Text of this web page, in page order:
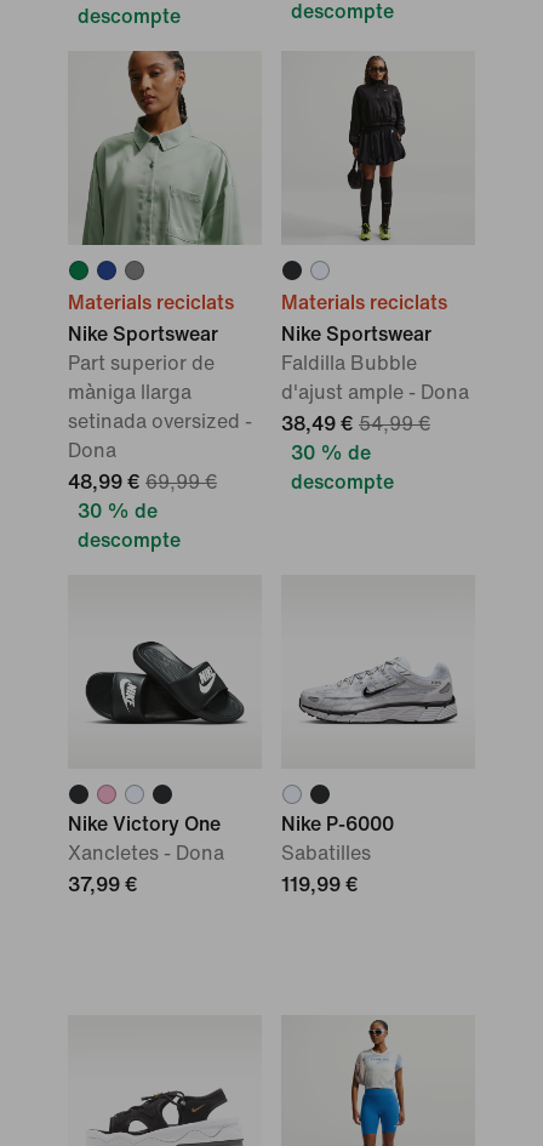
descompte
descompte
Materials reciclats
Nike Sportswear
Part superior de
màniga llarga
setinada oversized -
Dona
48,99 € 69,99 €
30 % de
descompte
Materials reciclats
Nike Sportswear
Faldilla Bubble
d'ajust ample - Dona
38,49 € 54,99 €
30 % de
descompte
Nike Victory One
Xancletes - Dona
37,99 €
Nike P-6000
Sabatilles
119,99 €